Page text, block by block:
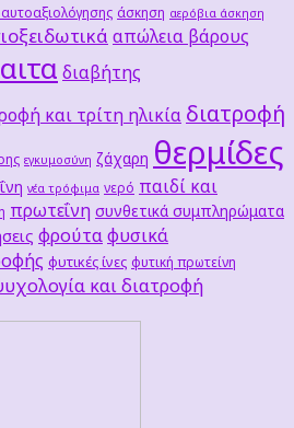
άσκηση αερόβια άσκηση
απώλεια βάρους
διαβήτης
και τρίτη ηλικία διατροφή
εγκυμοσύνη ζάχαρη θερμίδες
νέα τρόφιμα νερό παιδί και
πρωτεΐνη συνθετικά συμπληρώματα
φρούταφυσικά
φυτικές ίνες φυτική πρωτείνη
και διατροφή